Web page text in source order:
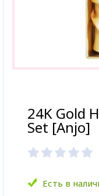
24K Gold
Set [Anjo]
Есть в